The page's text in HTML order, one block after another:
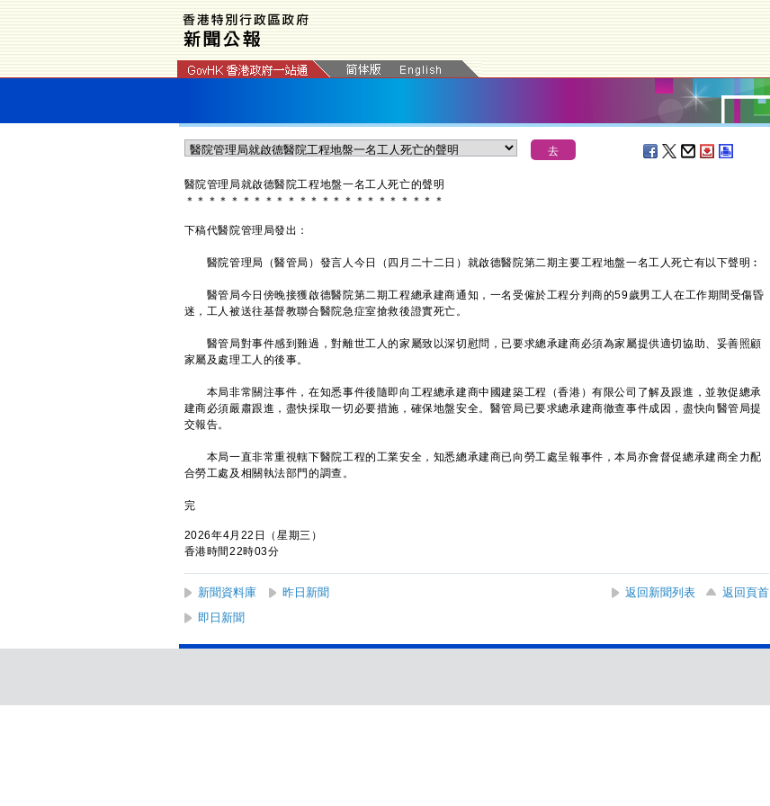
醫院管理局就啟德醫院工程地盤一名工人死亡的聲明
＊ ＊ ＊ ＊ ＊ ＊ ＊ ＊ ＊ ＊ ＊ ＊ ＊ ＊ ＊ ＊ ＊ ＊ ＊ ＊ ＊ ＊ ＊
下稿代​醫院管理局發出：
醫院管理局（醫管局）發言人今日（四月二十二日）就啟德醫院第二期主要工程地盤一名工人死亡有以下聲明︰
醫管局今日傍晚接獲啟德醫院第二期工程總承建商通知，一名受僱於工程分判商的59歲男工人在工作期間受傷昏
迷，工人被送往基督教聯合醫院急症室搶救後證實死亡。
醫管局對事件感到難過，對離世工人的家屬致以深切慰問，已要求總承建商必須為家屬提供適切協助、妥善照顧
家屬及處理工人的後事。
本局非常關注事件，在知悉事件後隨即向工程總承建商中國建築工程（香港）有限公司了解及跟進，並敦促總承
建商必須嚴肅跟進，盡快採取一切必要措施，確保地盤安全。醫管局已要求總承建商徹查事件成因，盡快向醫管局提
交報告。
本局一直非常重視轄下醫院工程的工業安全，知悉總承建商已向勞工處呈報事件，本局亦會督促總承建商全力配
合勞工處及相關執法部門的調查。
完
2026年4月22日（星期三）
香港時間22時03分
新聞資料庫 昨日新聞 返回新聞列表
返回頁首
即日新聞